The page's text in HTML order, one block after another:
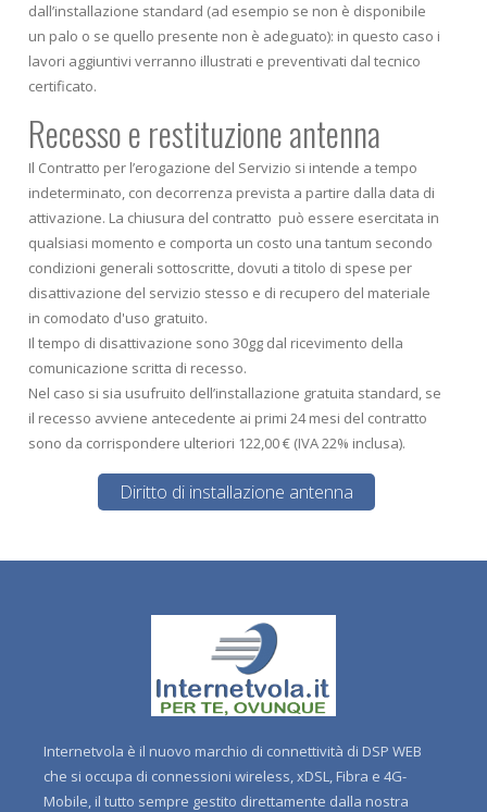
dall’installazione standard (ad esempio se non è disponibile
un palo o se quello presente non è adeguato): in questo caso i
lavori aggiuntivi verranno illustrati e preventivati dal tecnico
certificato.
Recesso e restituzione antenna
Il Contratto per l’erogazione del Servizio si intende a tempo
indeterminato, con decorrenza prevista a partire dalla data di
attivazione. La chiusura del contratto può essere esercitata in
qualsiasi momento e comporta un costo una tantum secondo
condizioni generali sottoscritte, dovuti a titolo di spese per
disattivazione del servizio stesso e di recupero del materiale
in comodato d'uso gratuito.
Il tempo di disattivazione sono 30gg dal ricevimento della
comunicazione scritta di recesso.
Nel caso si sia usufruito dell’installazione gratuita standard, se
il recesso avviene antecedente ai primi 24 mesi del contratto
sono da corrispondere ulteriori 122,00 € (IVA 22% inclusa).
Diritto di installazione antenna
Internetvola è il nuovo marchio di connettività di DSP WEB
che si occupa di connessioni wireless, xDSL, Fibra e 4G-
Mobile, il tutto sempre gestito direttamente dalla nostra